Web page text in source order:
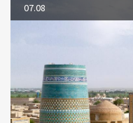
07.08